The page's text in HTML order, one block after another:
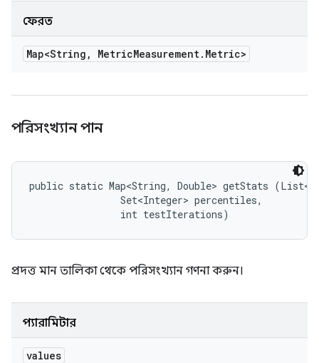
ফেরত
Map<String , MetricMeasurement. Metric>
পরিসংখ্যান পান
public static Map<String, Double> getStats
                Set<Integer> percentiles,
                int testIterations)
প্রদত্ত মান তালিকা থেকে পরিসংখ্যান গণনা করুন।
প্যারামিটার
values